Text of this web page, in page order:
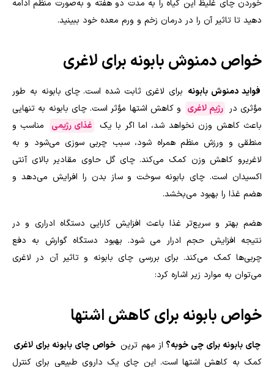
خوردن چای غلیظ این گیاه را به مدت دو هفته و به‌صورت منظم ادامه
دهید تا تاثیر آن را در درمان زخم و ورم معده خود ببینید.
خواص دمنوش بابونه برای لاغری
فواید دمنوش بابونه برای لاغری ثابت شده است. چای بابونه به‌ طور
مؤثری در رژیم لاغری و کاهش اشتها مؤثر است. چای بابونه به تنهایی
باعث کاهش وزن نخواهد شد، اما اگر با یک
غذای رژیمی
مناسب و
منطقی و ورزش منظم همراه شود، سبب چربی سوزی می‌شود و به
لاغریرو کاهش وزن کمک می‌کند. چای گل حاوی مقادیر بالای آنتی
اکسیدان است. چای بابونه سوخت و ساز بدن را افرایش می‌دهد و
هضم غذا را بهبود می‌بخشد.
هضم بهتر و سریع‌تر غذا باعث افزایش کارایی دستگاه ادراری و در
نتیجه افزایش حجم ادرار می شود. بهبود دستگاه گوارش به دفع
چربی‌ها کمک می‌کند. برای بررسی چای بابونه و تاثیر آن در لاغری
می‌توان به موارد زیر اشاره کرد:
خواص بابونه برای کاهش اشتها
چای بابونه برای چی خوبه؟ از مهم ترین خواص چای بابونه برای لاغری
کمک به کاهش اشتها است. این چای یک داروی طبیعی برای کنترل